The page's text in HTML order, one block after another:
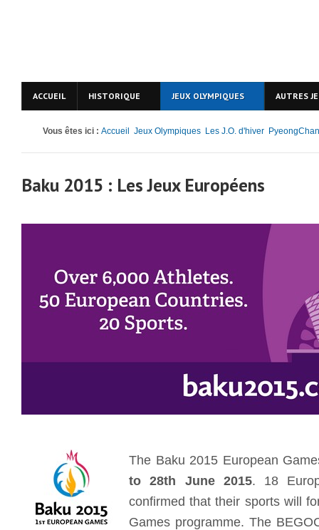
ACCUEIL HISTORIQUE JEUX OLYMPIQUES AUTRES
Vous êtes ici : Accueil Jeux Olympiques Les J.O. d'hiver
Baku 2015 : Les Jeux Européens
The Baku 2015 European
to 28th June 2015. 18
confirmed that their sports will
Games programme. The